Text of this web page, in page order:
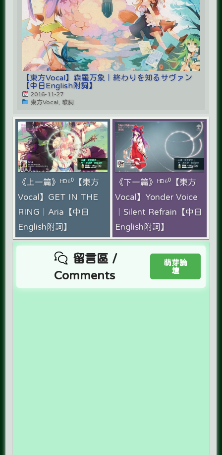
【東方Vocal】森羅万象｜終わりを知るサヴァン
【中日English附詞】
2016-11-27
東方Vocal, 歌詞
《上一篇》ᴴᴰ⁶⁰【東方
Vocal】GET IN THE
RING｜Aria【中日
English附詞】
《下一篇》ᴴᴰ⁶⁰【東方
Vocal】Yonder Voice
｜Silent Refrain【中日
English附詞】
留言區 /
Comments
萌芽論
壇